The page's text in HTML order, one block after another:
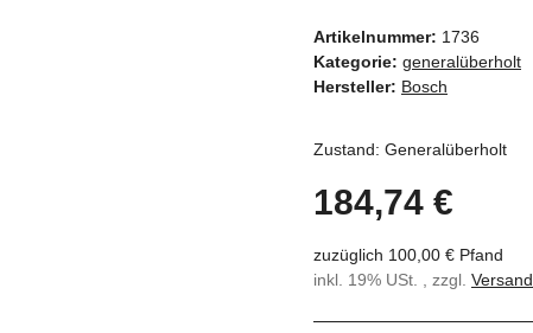
Artikelnummer: 1736
Kategorie: generalüberholt
Hersteller: Bosch
Zustand: Generalüberholt
184,74 €
zuzüglich 100,00 € Pfand
inkl. 19% USt. , zzgl. Versand